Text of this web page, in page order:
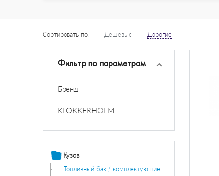
Сортировать по: Дешевые Дорогие
Фильтр по параметрам
Бренд
KLOKKERHOLM
Кузов
Топливный бак / комплектующие